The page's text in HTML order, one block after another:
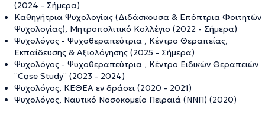
(2024 - Σήμερα)
Καθηγήτρια Ψυχολογίας (Διδάσκουσα & Επόπτρια Φοιτητών
Ψυχολογίας), Μητροπολιτικό Κολλέγιο (2022 - Σήμερα)
Ψυχολόγος - Ψυχοθεραπεύτρια , Κέντρο Θεραπείας,
Εκπαίδευσης & Αξιολόγησης (2025 - Σήμερα)
Ψυχολόγος - Ψυχοθεραπεύτρια , Κέντρο Ειδικών Θεραπειών
¨Case Study¨ (2023 - 2024)
Ψυχολόγος, ΚΕΘΕΑ εν δράσει (2020 - 2021)
Ψυχολόγος, Ναυτικό Νοσοκομείο Πειραιά (ΝΝΠ) (2020)